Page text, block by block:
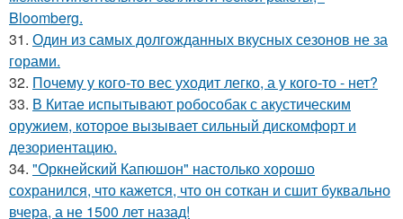
Bloomberg.
31. Один из самых долгожданных вкусных сезонов не за
горами.
32. Почему у кого-то вес уходит легко, а у кого-то - нет?
33. В Китае испытывают робособак с акустическим
оружием, которое вызывает сильный дискомфорт и
дезориентацию.
34. "Оркнейский Капюшон" настолько хорошо
сохранился, что кажется, что он соткан и сшит буквально
вчера, а не 1500 лет назад!